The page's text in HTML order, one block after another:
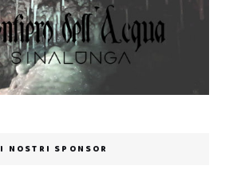
I NOSTRI SPONSOR